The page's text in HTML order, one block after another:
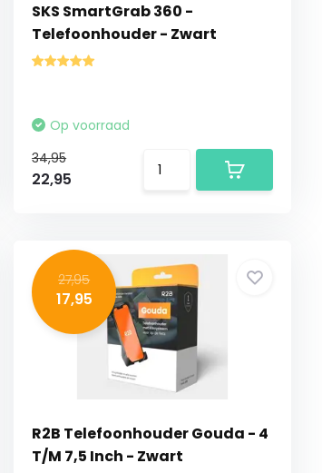
SKS SmartGrab 360 -
Telefoonhouder - Zwart
Op voorraad
34,95
22,95
27,95
17,95
R2B Telefoonhouder Gouda - 4
T/M 7,5 Inch - Zwart